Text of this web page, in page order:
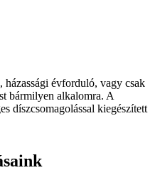
házassági évforduló, vagy csak
bármilyen alkalomra. A
díszcsomagolással kiegészített